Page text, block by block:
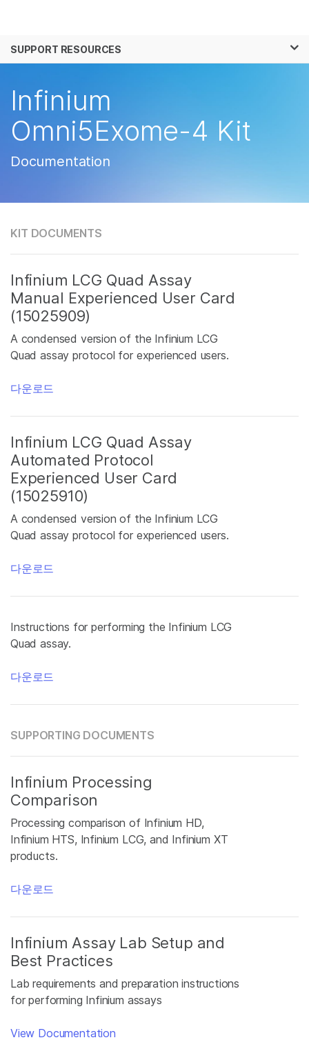
솔루션
회사
SUPPORT RESOURCES
Infinium
Omni5Exome-4 Kit
Documentation
KIT DOCUMENTS
Infinium LCG Quad Assay
Manual Experienced User Card
(15025909)
A condensed version of the Infinium LCG
Quad assay protocol for experienced users.
다운로드
Infinium LCG Quad Assay
Automated Protocol
Experienced User Card
(15025910)
A condensed version of the Infinium LCG
Quad assay protocol for experienced users.
다운로드
Instructions for performing the Infinium LCG
Quad assay.
다운로드
SUPPORTING DOCUMENTS
Infinium Processing
Comparison
Processing comparison of Infinium HD,
Infinium HTS, Infinium LCG, and Infinium XT
products.
다운로드
Infinium Assay Lab Setup and
Best Practices
Lab requirements and preparation instructions
for performing Infinium assays
View Documentation
보다 관련성이 높은 콘텐츠를 확인하실 수 있
습니다. 주요 관심 분야를 선택해 주세요:
암 연구
미생물학 연구
농업유전체학 연구
복합 질환 연구
유전 및 희귀 질환 연